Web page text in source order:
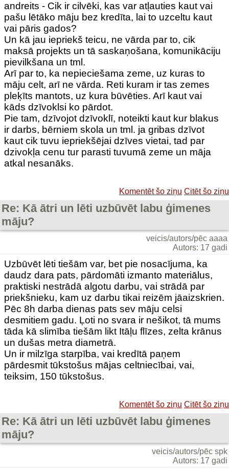
andreits - Cik ir cilvēki, kas var atļauties kaut vai
pašu lētāko māju bez kredīta, lai to uzceltu kaut
vai pāris gados?
Un kā jau iepriekš teicu, ne vārda par to, cik
maksā projekts un tā saskaņošana, komunikāciju
pievilkšana un tml.
Arī par to, ka nepieciešama zeme, uz kuras to
māju celt, arī ne vārda. Reti kuram ir tas zemes
pleķīts mantots, uz kura būvēties. Arī kaut vai
kāds dzīvoklsi ko pārdot.
Pie tam, dzīvojot dzīvoklī, noteikti kaut kur blakus
ir darbs, bērniem skola un tml. ja gribas dzīvot
kaut cik tuvu iepriekšējai dzīves vietai, tad par
dzivokļa cenu tur parasti tuvumā zeme un māja
atkal nesanāks.
Komentēt šo ziņu Citēt šo ziņu
Re: Kā ātri un lēti uzbūvēt labu ģimenes
māju?
veicis/autors/pēc aaaa
Autors: 17 gadi
Uzbūvēt lēti tiešām var, bet pie nosacījuma, ka
daudz dara pats, pārdomāti izmanto materiālus,
praktiski nestrādā algotu darbu, vai strādā par
priekšnieku, kam uz darbu tikai reizēm jāaizskrien.
Pēc 8h darba dienas pats sev māju celsi
desmitiem gadu. Ļoti no svara ir nešikot, tā mums
tāda kā slimība tiešām likt Itāļu flīzes, zelta krānus
un dušas metra diametrā.
Un ir milzīga starpība, vai kredītā paņem
pārdesmit tūkstošus mājas celtniecībai, vai,
teiksim, 150 tūkstošus.
Komentēt šo ziņu Citēt šo ziņu
Re: Kā ātri un lēti uzbūvēt labu ģimenes
māju?
veicis/autors/pēc spk
Autors: 17 gadi